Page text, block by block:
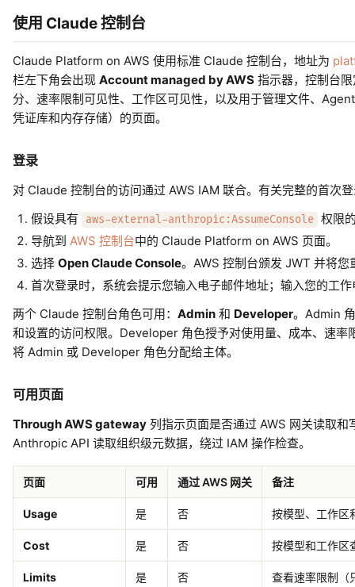
使用 Claude 控制台
Claude Platform on AWS 使用标准 Claude 控制台，地址为
栏左下角会出现 Account managed by AWS 指示器，控制台
分、速率限制可见性、工作区可见性，以及用于管理文件、
凭证库和内存存储）的页面。
登录
对 Claude 控制台的访问通过 AWS IAM 联合。有关完整的首次
假设具有
aws-external-anthropic:AssumeConsole 权限
导航到 AWS 控制台中的 Claude Platform on AWS 页面。
选择 Open Claude Console。AWS 控制台颁发 JWT 并将
首次登录时，系统会提示您输入电子邮件地址；输入您的工
两个 Claude 控制台角色可用： Admin 和 Developer。Admin
和设置的访问权限。Developer 角色授予对使用量、成本、速
将 Admin 或 Developer 角色分配给主体。
可用页面
Through AWS gateway 列指示页面是否通过 AWS 网关读取
Anthropic API 读取组织级元数据，绕过 IAM 操作检查。
页面 可用 通过 AWS 网关 备注
Usage 是 否 按模型、工作区
Cost 是 否 按模型和工作区
Limits 是 否 查看速率限制（